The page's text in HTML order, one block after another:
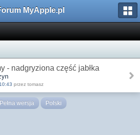
MyApple.pl
- nadgryziona część jabłka
przez tomasz
Pełna wersja Polski